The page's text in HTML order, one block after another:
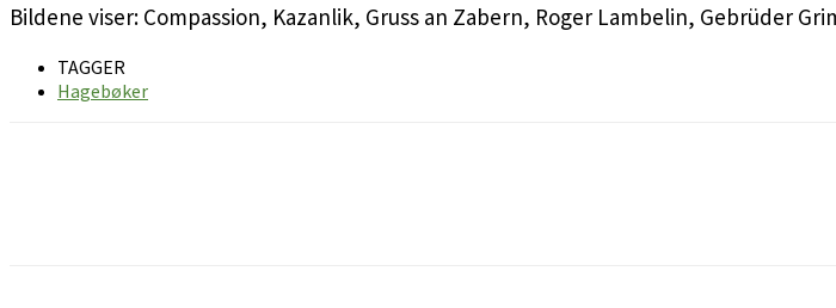
Bildene viser: Compassion, Kazanlik, Gruss an Zabern, Roger Lambelin, Gebrüder
TAGGER
Hagebøker